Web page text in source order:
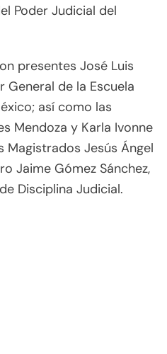
Poder Judicial del
presentes José Luis
General de la Escuela
así como las
Mendoza y Karla Ivonne
Magistrados Jesús Ángel
Jaime Gómez Sánchez,
Disciplina Judicial.